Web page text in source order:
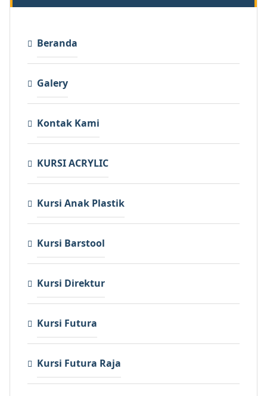
Beranda
Galery
Kontak Kami
KURSI ACRYLIC
Kursi Anak Plastik
Kursi Barstool
Kursi Direktur
Kursi Futura
Kursi Futura Raja